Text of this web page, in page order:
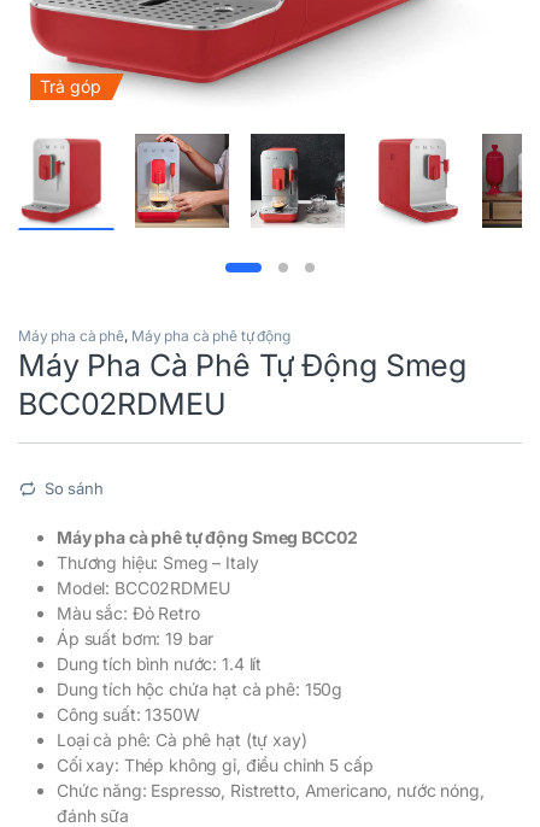
Trả góp
Máy pha cà phê, Máy pha cà phê tự động
Máy Pha Cà Phê Tự Động Smeg
BCC02RDMEU
So sánh
Máy pha cà phê tự động Smeg BCC02
Thương hiệu: Smeg – Italy
Model: BCC02RDMEU
Màu sắc: Đỏ Retro
Áp suất bơm: 19 bar
Dung tích bình nước: 1.4 lít
Dung tích hộc chứa hạt cà phê: 150g
Công suất: 1350W
Loại cà phê: Cà phê hạt (tự xay)
Cối xay: Thép không gỉ, điều chỉnh 5 cấp
Chức năng: Espresso, Ristretto, Americano, nước nóng,
đánh sữa